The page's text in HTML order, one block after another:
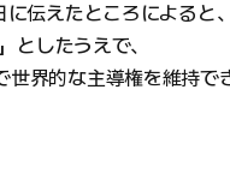
伝えたところによると
としたうえで、
世界的な主導権を維持で